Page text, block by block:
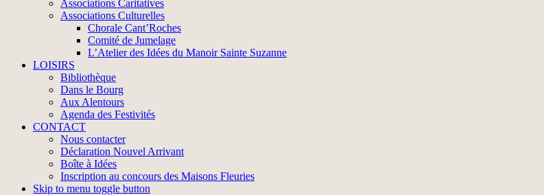
Associations Caritatives
Associations Culturelles
Chorale Cant’Roches
Comité de Jumelage
L’Atelier des Idées du Manoir Sainte Suzanne
LOISIRS
Bibliothèque
Dans le Bourg
Aux Alentours
Agenda des Festivités
CONTACT
Nous contacter
Déclaration Nouvel Arrivant
Boîte à Idées
Inscription au concours des Maisons Fleuries
Skip to menu toggle button